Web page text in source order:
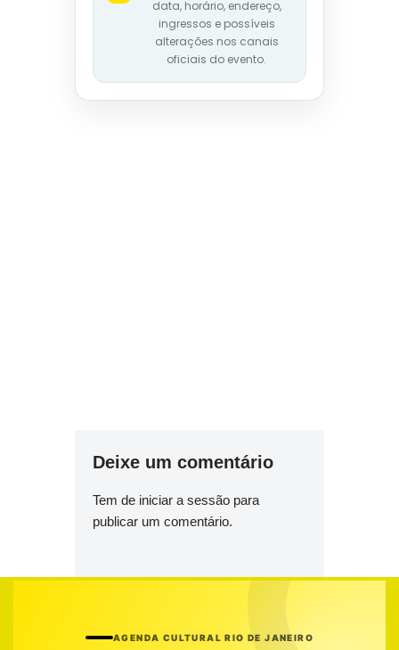
data, horário, endereço,
ingressos e possíveis
alterações nos canais
oficiais do evento.
Deixe um comentário
Tem de iniciar a sessão para
publicar um comentário.
AGENDA CULTURAL RIO DE JANEIRO